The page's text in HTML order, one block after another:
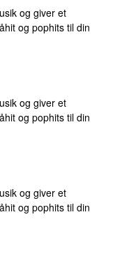
og giver et
og pophits til din
og giver et
og pophits til din
og giver et
og pophits til din